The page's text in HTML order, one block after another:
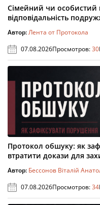
Сімейний чи особистий
відповідальність
Автор:Лента от Протокола
07.08.2026Просмотров:30
Протокол обшуку: як
втратити докази для
Автор: Бессонов Віталій
07.08.2026Просмотров:34